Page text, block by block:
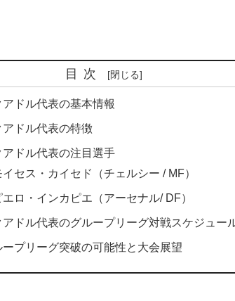
目次
アドル代表の基本情報
アドル代表の特徴
アドル代表の注目選手
イセス・カイセド（チェルシー / MF）
エロ・インカピエ（アーセナル/ DF）
アドル代表のグループリーグ対戦スケジュー
ープリーグ突破の可能性と大会展望